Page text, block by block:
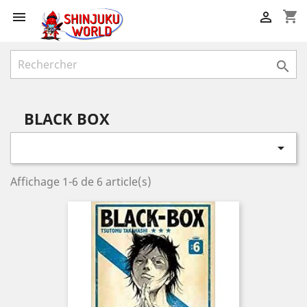
 shopping_cart


BLACK BOX

Affichage 1-6 de 6 article(s)